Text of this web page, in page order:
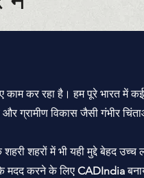
काम कर रहा है। हम पूरे भारत में
और ग्रामीण विकास जैसी गंभीर
शहरों में भी यही मुद्दे बेहद
मदद करने के लिए CADIndia